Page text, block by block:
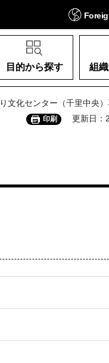
目的から探す 組
文化センター（千里中央
印刷 更新日：